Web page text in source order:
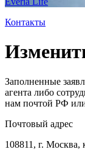
Контакты
Заполненные
агента либо
нам почтой РФ
Почтовый адрес
108811, г. Москва,